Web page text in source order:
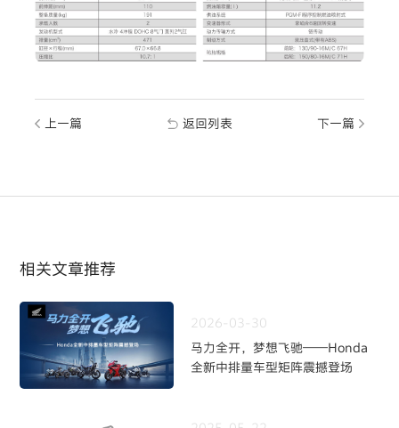
上一篇 返回列表 下一篇
相关文章推荐
2026-03-30
马力全开，梦想飞驰——Honda
全新中排量车型矩阵震撼登场